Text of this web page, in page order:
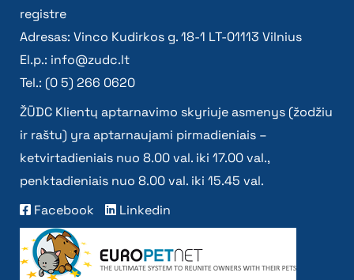
registre
Adresas: Vinco Kudirkos g. 18-1 LT-01113 Vilnius
El.p.: info@zudc.lt
Tel.: (0 5) 266 0620
ŽŪDC Klientų aptarnavimo skyriuje asmenys (žodžiu
ir raštu) yra aptarnaujami pirmadieniais –
ketvirtadieniais nuo 8.00 val. iki 17.00 val.,
penktadieniais nuo 8.00 val. iki 15.45 val.
Facebook
Linkedin